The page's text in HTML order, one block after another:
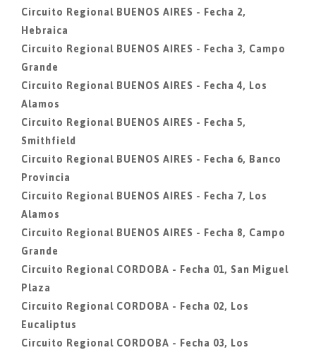
Circuito Regional BUENOS AIRES - Fecha 2,
Hebraica
Circuito Regional BUENOS AIRES - Fecha 3, Campo
Grande
Circuito Regional BUENOS AIRES - Fecha 4, Los
Alamos
Circuito Regional BUENOS AIRES - Fecha 5,
Smithfield
Circuito Regional BUENOS AIRES - Fecha 6, Banco
Provincia
Circuito Regional BUENOS AIRES - Fecha 7, Los
Alamos
Circuito Regional BUENOS AIRES - Fecha 8, Campo
Grande
Circuito Regional CORDOBA - Fecha 01, San Miguel
Plaza
Circuito Regional CORDOBA - Fecha 02, Los
Eucaliptus
Circuito Regional CORDOBA - Fecha 03, Los